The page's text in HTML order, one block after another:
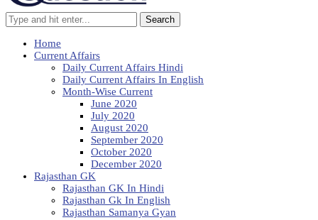
Search
Home
Current Affairs
Daily Current Affairs Hindi
Daily Current Affairs In English
Month-Wise Current
June 2020
July 2020
August 2020
September 2020
October 2020
December 2020
Rajasthan GK
Rajasthan GK In Hindi
Rajasthan Gk In English
Rajasthan Samanya Gyan